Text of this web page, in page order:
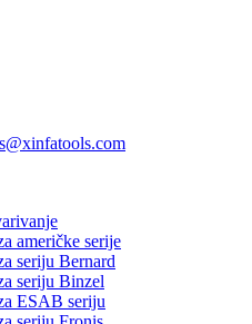
američke serije
seriju Bernard
seriju Binzel
ESAB seriju